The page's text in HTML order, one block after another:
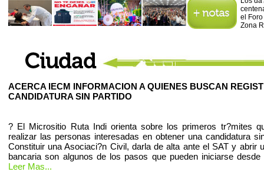
el
Zona
ACERCA IECM INFORMACION A QUIENES BUSCAN
CANDIDATURA SIN PARTIDO
? El Micrositio Ruta Indi orienta sobre los primeros tr?mites
realizar las personas interesadas en obtener una candidatura
Constituir una Asociaci?n Civil, darla de alta ante el SAT y abrir
bancaria son algunos de los pasos que pueden iniciarse
Leer Mas...